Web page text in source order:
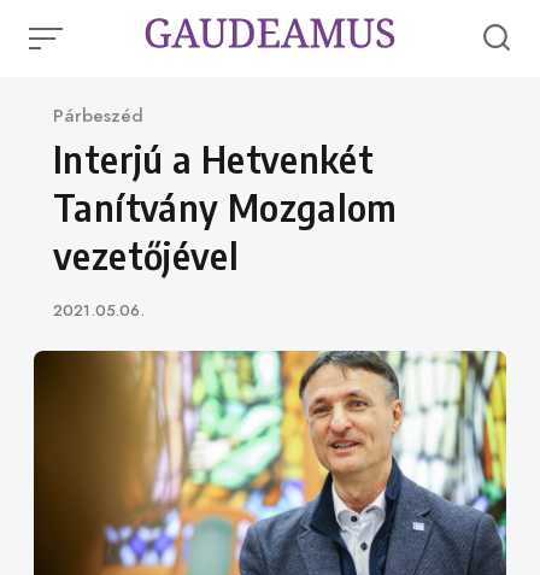
Category
Párbeszéd
Interjú a Hetvenkét
Tanítvány Mozgalom
vezetőjével
Published
2021.05.06.